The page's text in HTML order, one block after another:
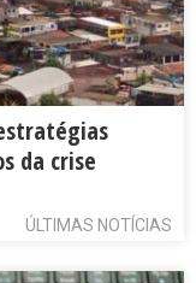
da crise
ÚLTIMAS NOTÍCIAS